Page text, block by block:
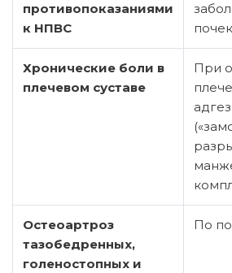
противопоказаниями
к НПВС
почек
Хронические боли в
плечевом суставе
При
Остеоартроз
тазобедренных,
голеностопных и
По